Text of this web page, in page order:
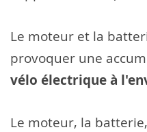
Le moteur et la
provoquer une
vélo électrique à
Le moteur, la